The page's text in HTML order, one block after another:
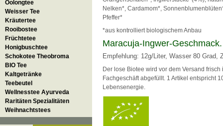
Oolongtee
Weisser Tee
Kräutertee
Rooibostee
Früchtetee
Honigbuschtee
Schokotee Theobroma
BIO Tee
Kaltgetränke
Teebeutel
Wellnesstee Ayurveda
Raritäten Spezialitäten
Weihnachtstees
Nelken*, Cardamom*,
Pfeffer*
*aus kontrolliert biologischem Anbau
Maracuja-Ingwer-Geschmack.
Empfehlung: 12g/Liter, Wasser 80 Grad,
Der lose Biotee wird vor dem Versand frisch
Fachgeschäft abgefüllt. 1 Artikel entspricht
Lebensenergie.